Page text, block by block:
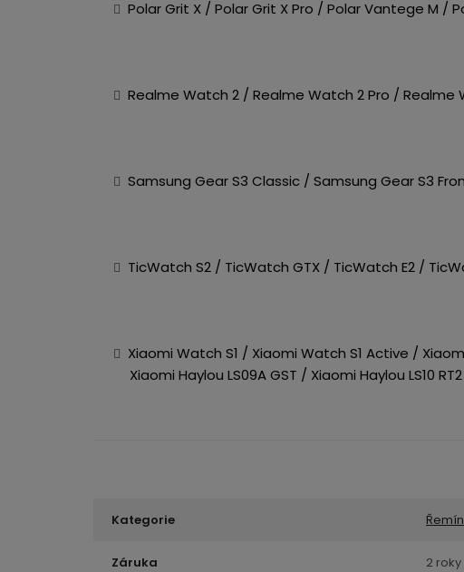
Polar Grit X / Polar Grit X Pro / Polar Vantege M /
Realme Watch 2 / Realme Watch 2 Pro /
Samsung Gear S3 Classic / Samsung Gear S3
TicWatch S2 / TicWatch GTX / TicWatch E2 /
Xiaomi Watch S1 / Xiaomi Watch S1 Active /
Xiaomi Haylou LS09A GST / Xiaomi Haylou LS10
Kategorie
Záruka 2 roky